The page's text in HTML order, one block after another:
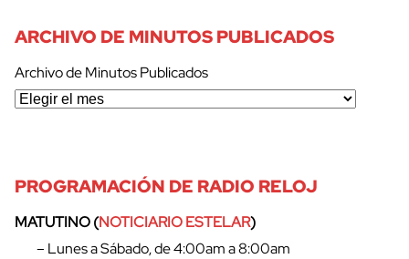
cerrar
ARCHIVO DE MINUTOS PUBLICADOS
Archivo de Minutos Publicados
PROGRAMACIÓN DE RADIO RELOJ
MATUTINO (NOTICIARIO ESTELAR)
– Lunes a Sábado, de 4:00am a 8:00am